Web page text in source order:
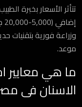
تتأثر الأسعار بخبرة
وزراعة فورية بتقنيات
موعد.
ما هي معايير
الاسنان فى